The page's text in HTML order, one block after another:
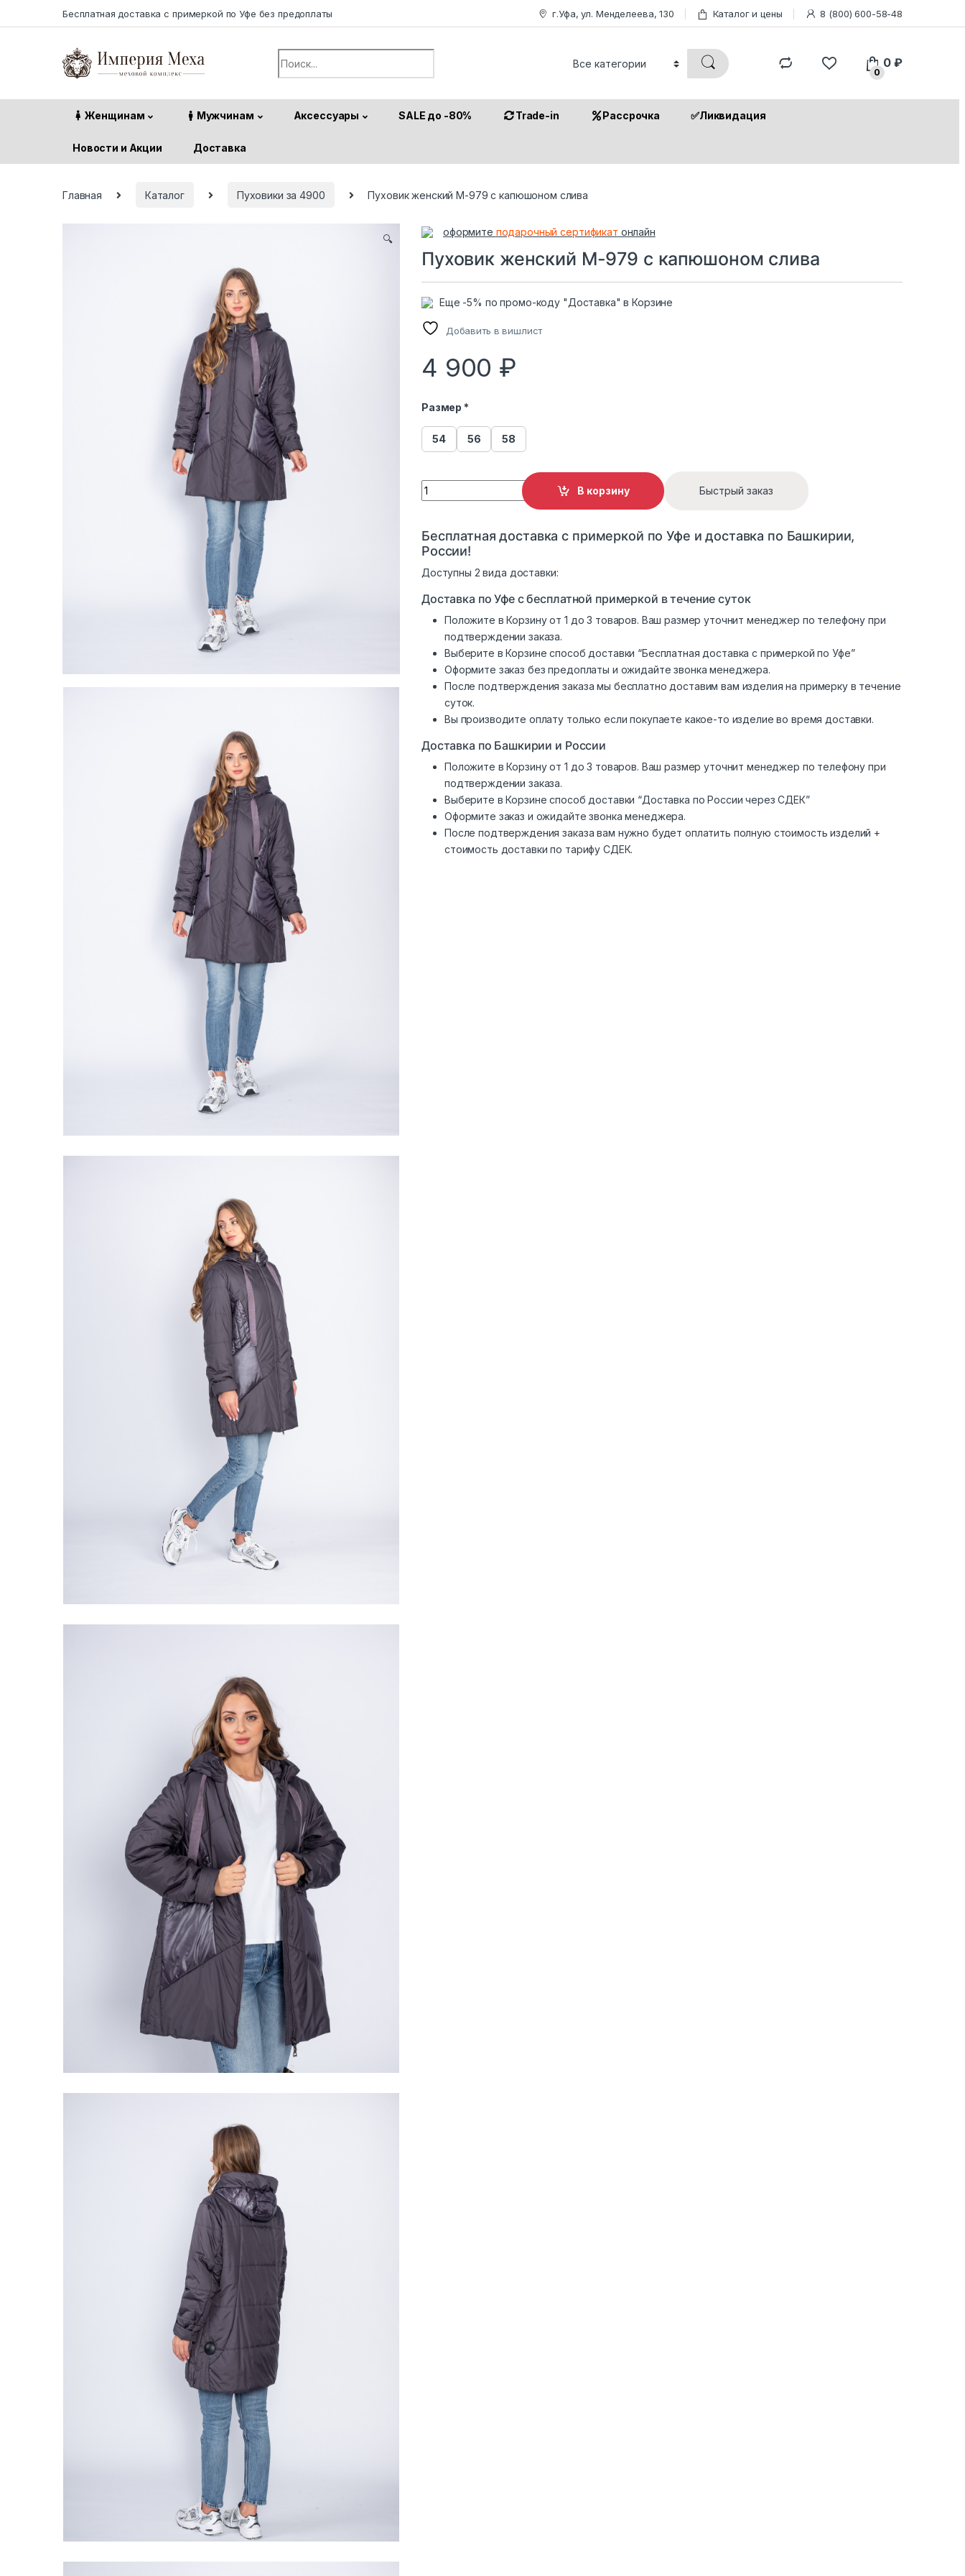
Бесплатная доставка с примеркой по Уфе без предоплаты г.Уфа, ул. Менделеева, 130 Каталог и цены 8 (800) 600-58-48
Search for:
0
0₽
Женщинам Мужчинам Аксессуары SALE до -80% Trade-in Рассрочка ✅Ликвидация
Новости и Акции Доставка
Главная Каталог Пуховики за 4900 Пуховик женский М-979 с капюшоном слива
🔍
оформите подарочный сертификат онлайн
Пуховик женский М-979 с капюшоном слива
Еще -5% по промо-коду "Доставка" в Корзине
Добавить в вишлист
4 900 ₽
Размер *
54 56 58
Пуховик женский М-979 с капюшоном слива quantity
В корзину Быстрый заказ
Бесплатная доставка с примеркой по Уфе и доставка по Башкирии,
России!
Доступны 2 вида доставки:
Доставка по Уфе с бесплатной примеркой в течение суток
Положите в Корзину от 1 до 3 товаров. Ваш размер уточнит менеджер по телефону при
подтверждении заказа.
Выберите в Корзине способ доставки “Бесплатная доставка с примеркой по Уфе”
Оформите заказ без предоплаты и ожидайте звонка менеджера.
После подтверждения заказа мы бесплатно доставим вам изделия на примерку в течение
суток.
Вы производите оплату только если покупаете какое-то изделие во время доставки.
Доставка по Башкирии и России
Положите в Корзину от 1 до 3 товаров. Ваш размер уточнит менеджер по телефону при
подтверждении заказа.
Выберите в Корзине способ доставки “Доставка по России через СДЕК”
Оформите заказ и ожидайте звонка менеджера.
После подтверждения заказа вам нужно будет оплатить полную стоимость изделий +
стоимость доставки по тарифу СДЕК.